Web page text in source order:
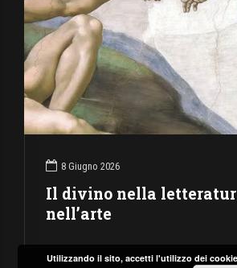
8 Giugno 2026
Il divino nella
nell’arte
Utilizzando il sito, accetti l'utilizzo dei